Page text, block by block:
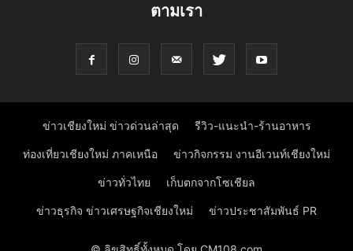
ตามเรา
ข่าวเชียงใหม่ ข่าวด่วนล่าสุด รีวิว-แนะนำ-ร้านอาหาร
ท่องเที่ยวเชียงใหม่ ภาคเหนือ ข่าวกิจกรรม งานอีเวนท์เชียงใหม่
ข่าวทั่วไทย เก็บตกจากโซเชียล
ข่าวธุรกิจ ข่าวเศรษฐกิจเชียงใหม่ ข่าวประชาสัมพันธ์ PR